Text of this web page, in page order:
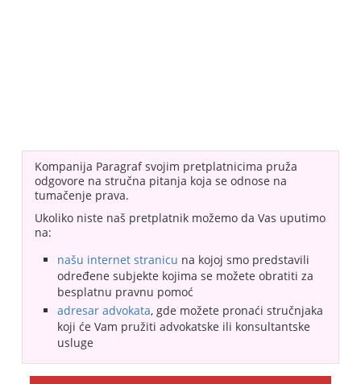
Kompanija Paragraf svojim pretplatnicima pruža
odgovore na stručna pitanja koja se odnose na
tumačenje prava.
Ukoliko niste naš pretplatnik možemo da Vas uputimo
na:
našu internet stranicu na kojoj smo predstavili
određene subjekte kojima se možete obratiti za
besplatnu pravnu pomoć
adresar advokata, gde možete pronaći stručnjaka
koji će Vam pružiti advokatske ili konsultantske
usluge